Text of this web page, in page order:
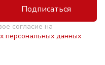
Подписаться
согласие на
персональных данных